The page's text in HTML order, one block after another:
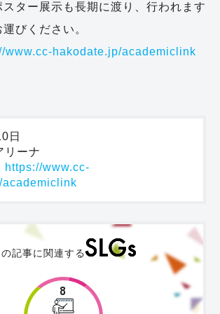
ター展示も長期に渡り、行われます
びください。
www.cc-hakodate.jp/academiclink
日
リーナ
https://www.cc-
academiclink
記事に関連する
8